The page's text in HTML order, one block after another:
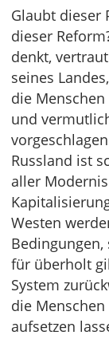
Glaubt dieser
dieser
denkt,
seines
die
und
Russland ist
aller
Westen
für überholt
System
die
aufsetzen